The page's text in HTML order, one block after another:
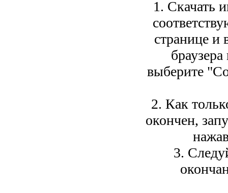
1. Скачать
странице и
выберите
2. Как
окончен,
3.